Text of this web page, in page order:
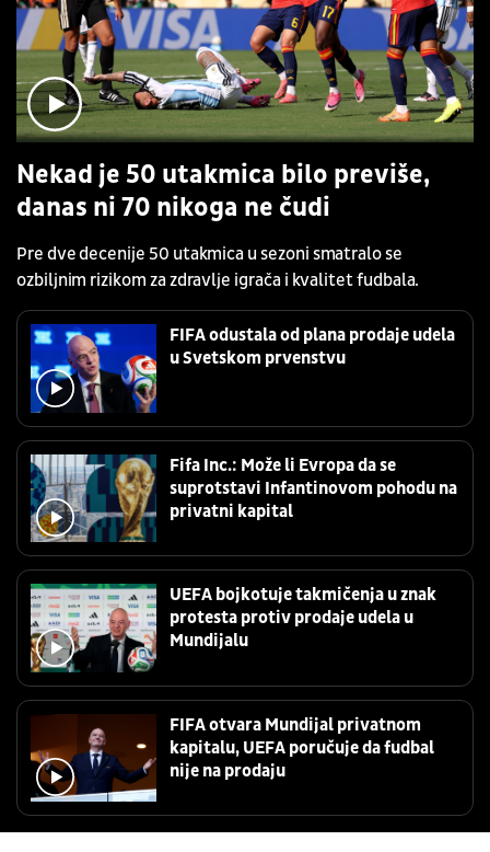
Nekad je 50 utakmica bilo previše,
danas ni 70 nikoga ne čudi
Pre dve decenije 50 utakmica u sezoni smatralo se
ozbiljnim rizikom za zdravlje igrača i kvalitet fudbala.
FIFA odustala od plana prodaje udela
u Svetskom prvenstvu
Fifa Inc.: Može li Evropa da se
suprotstavi Infantinovom pohodu na
privatni kapital
UEFA bojkotuje takmičenja u znak
protesta protiv prodaje udela u
Mundijalu
FIFA otvara Mundijal privatnom
kapitalu, UEFA poručuje da fudbal
nije na prodaju